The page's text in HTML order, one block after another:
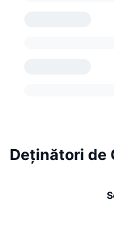
Deținători de